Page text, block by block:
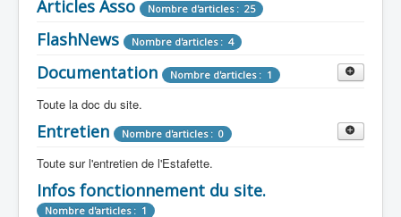
Articles Asso Nombre d'articles : 25
FlashNews Nombre d'articles : 4
Documentation Nombre d'articles : 1
Toute la doc du site.
Revue de Presse Nombre d'articles : 9
Tous les articles que l'on a vu sur l'estafette !
Camping Car Nombre d'articles : 3
Entretien Nombre d'articles : 0
Toute sur l'entretien de l'Estafette.
Mécanique Nombre d'articles : 0
Infos fonctionnement du site.
Nombre d'articles : 1